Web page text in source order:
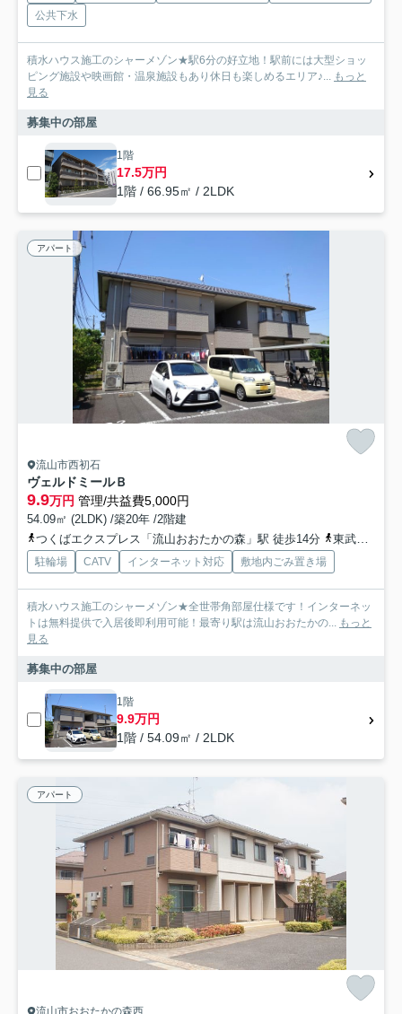
公共下水
積水ハウス施工のシャーメゾン★駅6分の好立地！駅前には大型ショッ
ピング施設や映画館・温泉施設もあり休日も楽しめるエリア♪... もっと
見る
募集中の部屋
1階
17.5万円
1階 / 66.95㎡ / 2LDK
アパート
流山市西初石
ヴェルドミールＢ
9.9万円 管理/共益費5,000円
54.09㎡ (2LDK) /築20年 /2階建
つくばエクスプレス「流山おおたかの森」駅 徒歩14分
東武野田線「流山おおたかの森」駅 徒歩14分
駐輪場 CATV インターネット対応 敷地内ごみ置き場
積水ハウス施工のシャーメゾン★全世帯角部屋仕様です！インターネッ
トは無料提供で入居後即利用可能！最寄り駅は流山おおたかの... もっと
見る
募集中の部屋
1階
9.9万円
1階 / 54.09㎡ / 2LDK
アパート
流山市おおたかの森西